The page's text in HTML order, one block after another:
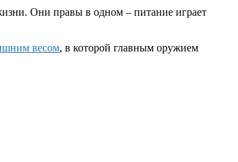
Они правы в одном – питание играет
весом, в которой главным оружием